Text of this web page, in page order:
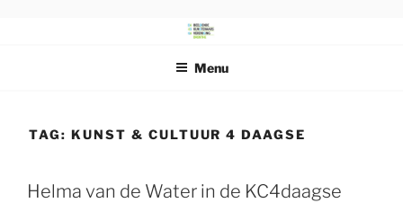
SCHILDERSGENOOTSCHAP
Beeldende Kunstenaars Vereniging Drenthe
Menu
TAG:KUNST & CULTUUR 4 DAAGSE
Helma van de Water in de KC4daagse